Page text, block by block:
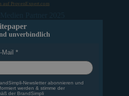
auf ProvenExpert.com
unverbindlich
Mail
Newsletter abonnieren und
werden & stimme der
der BrandSimpli